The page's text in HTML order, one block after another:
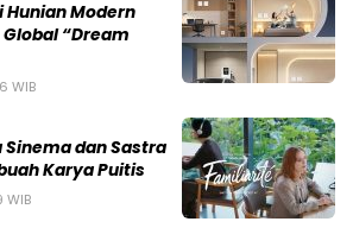
Hunian Modern
“Dream
WIB
Sinema dan Sastra
Karya Puitis
WIB